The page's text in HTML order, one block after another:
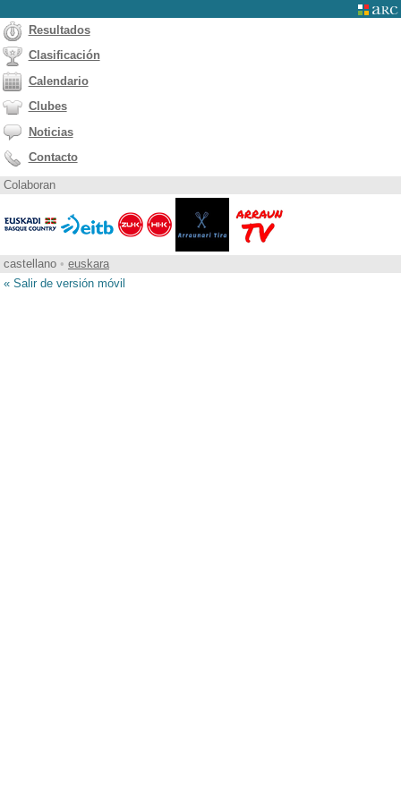
Resultados
Clasificación
Calendario
Clubes
Noticias
Contacto
Colaboran
castellano • euskara
« Salir de versión móvil